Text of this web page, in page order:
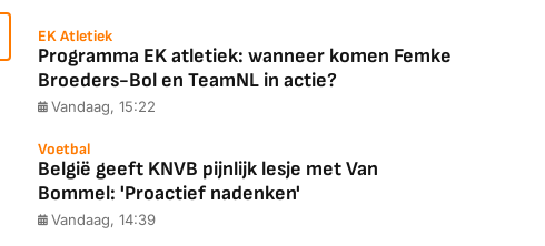
EK Atletiek
Programma EK atletiek: wanneer komen Femke
Broeders-Bol en TeamNL in actie?
Vandaag, 15:22
Voetbal
België geeft KNVB pijnlijk lesje met Van
Bommel: 'Proactief nadenken'
Vandaag, 14:39